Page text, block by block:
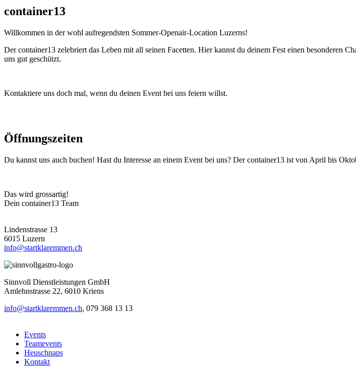
container13
Willkommen in der wohl aufregendsten Sommer-Openair-Location Luzerns!
Der container13 zelebriert das Leben mit all seinen Facetten. Hier kannst du deinem Fest einen besonderen
uns gut geschützt.
Kontaktiere uns doch mal, wenn du deinen Event bei uns feiern willst.
Öffnungszeiten
Du kannst uns auch buchen! Hast du Interesse an einem Event bei uns? Der container13 ist von April bis
Das wird grossartig!
Dein container13 Team
Lindenstrasse 13
6015 Luzern
info@startklaremmen.ch
Sinnvoll Dienstleistungen GmbH
Amlehnstrasse 22, 6010 Kriens
info@startklaremmen.ch, 079 368 13 13
Events
Teamevents
Heuschnaps
Kontakt